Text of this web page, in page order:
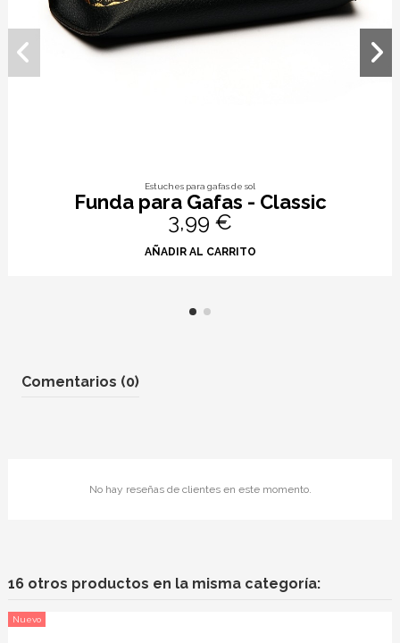
Estuches para gafas de sol
Funda para Gafas - Classic
3,99 €
AÑADIR AL CARRITO
Comentarios (0)
No hay reseñas de clientes en este momento.
16 otros productos en la misma categoría:
Nuevo